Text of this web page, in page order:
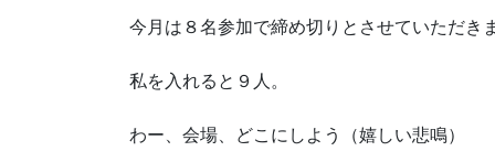
今月は８名参加で締め切りとさせていただき
私を入れると９人。
わー、会場、どこにしよう（嬉しい悲鳴）